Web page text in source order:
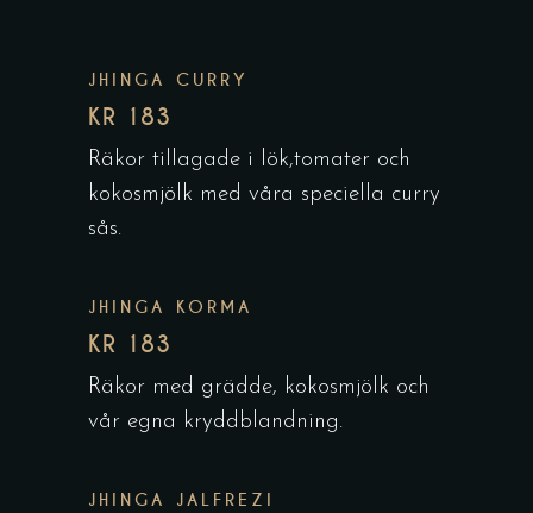
JHINGA CURRY
KR 183
Räkor tillagade i lök,tomater och
kokosmjölk med våra speciella curry
sås.
JHINGA KORMA
KR 183
Räkor med grädde, kokosmjölk och
vår egna kryddblandning.
JHINGA JALFREZI